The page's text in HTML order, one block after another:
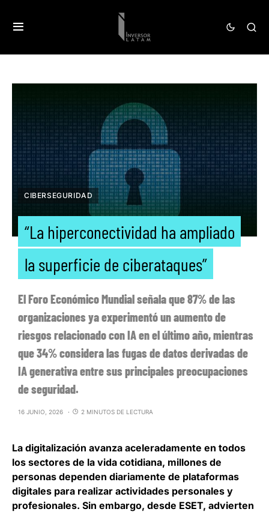
CIBERSEGURIDAD
“La hiperconectividad ha ampliado
la superficie de ciberataques”
El Foro Económico Mundial señala que 87% de las
organizaciones ya experimentó un aumento de
riesgos relacionado con IA en el último año, mientras
que 34% considera las fugas de datos derivadas de
IA generativa entre sus principales preocupaciones
de seguridad.
16 JUNIO, 2026 2 MINUTOS DE LECTURA
La digitalización avanza aceleradamente en todos
los sectores de la vida cotidiana, millones de
personas dependen diariamente de plataformas
digitales para realizar actividades personales y
profesionales. Sin embargo, desde ESET, advierten